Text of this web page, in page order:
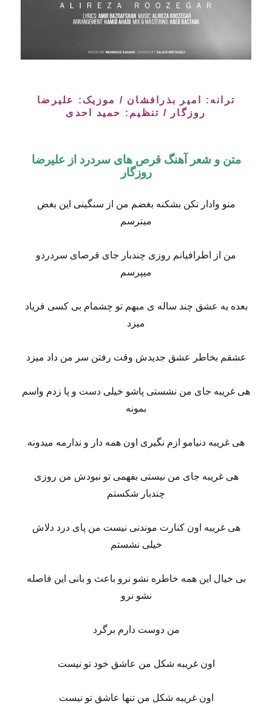
ترانه: امیر بذرافشان / موزیک: علیرضا
روزگار / تنظیم: حمید احدی
متن و شعر آهنگ قرص های سردرد از علیرضا
روزگار
منو وادار نکن بشکنه بغضم من از سنگینی این بغض
میترسم
من از اطرافیانم روزی چندبار جای قرصای سردردو
میپرسم
بعده یه عشق چند ساله ی مبهم تو چشمام بی کسی فریاد
میزد
عشقم بخاطر عشق جدیدش وقت رفتن سر من داد میزد
هی غریبه جای من نشستی پاشو خیلی دست و پا زدم واسم
بمونه
هی غریبه دنیامو ازم نگیری اون همه دار و ندارمه میدونه
هی غریبه جای من نیستی بفهمی تو نبودش من روزی
چندبار شکستم
هی غریبه اون کنارت موندنی نیست من پای درد دلاش
خیلی نشستم
بی خیال این همه خاطره نشو نرو باعث و بانی این فاصله
نشو نرو
من دوست دارم برگرد
اون غریبه شکل من عاشق خود تو نیست
اون غریبه شکل من تنها عاشق تو نیست